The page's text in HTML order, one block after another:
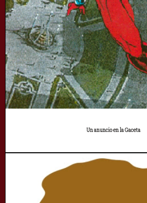
Un anuncio en la Gaceta